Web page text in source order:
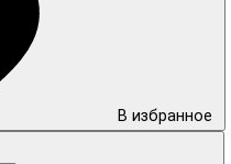
В избранное